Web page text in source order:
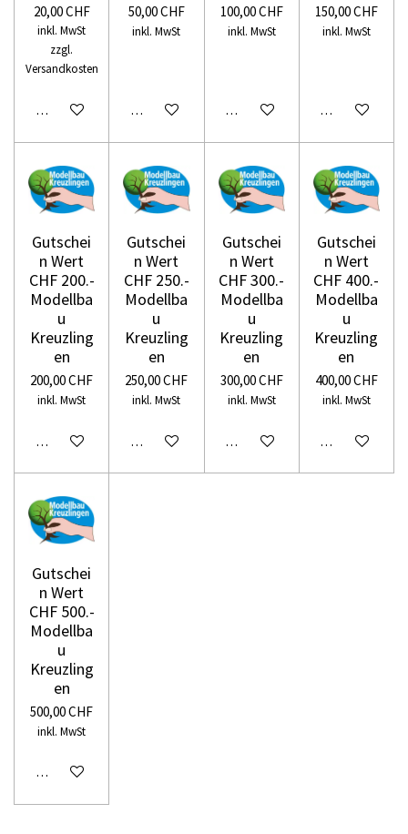
20,00 CHF
inkl. MwSt
zzgl.
Versandkosten
In den Warenkorb
50,00 CHF
inkl. MwSt
In den Warenkorb
100,00 CHF
inkl. MwSt
In den Warenkorb
150,00 CHF
inkl. MwSt
In den
Gutschei
n Wert
CHF 200.-
Modellba
u
Kreuzling
en
200,00 CHF
inkl. MwSt
In den Warenkorb
Gutschei
n Wert
CHF 250.-
Modellba
u
Kreuzling
en
250,00 CHF
inkl. MwSt
In den Warenkorb
Gutschei
n Wert
CHF 300.-
Modellba
u
Kreuzling
en
300,00 CHF
inkl. MwSt
In den Warenkorb
Gutschei
n Wert
CHF 400.-
Modellba
u
Kreuzling
en
400,00 CHF
inkl. MwSt
In den
Gutschei
n Wert
CHF 500.-
Modellba
u
Kreuzling
en
500,00 CHF
inkl. MwSt
In den Warenkorb